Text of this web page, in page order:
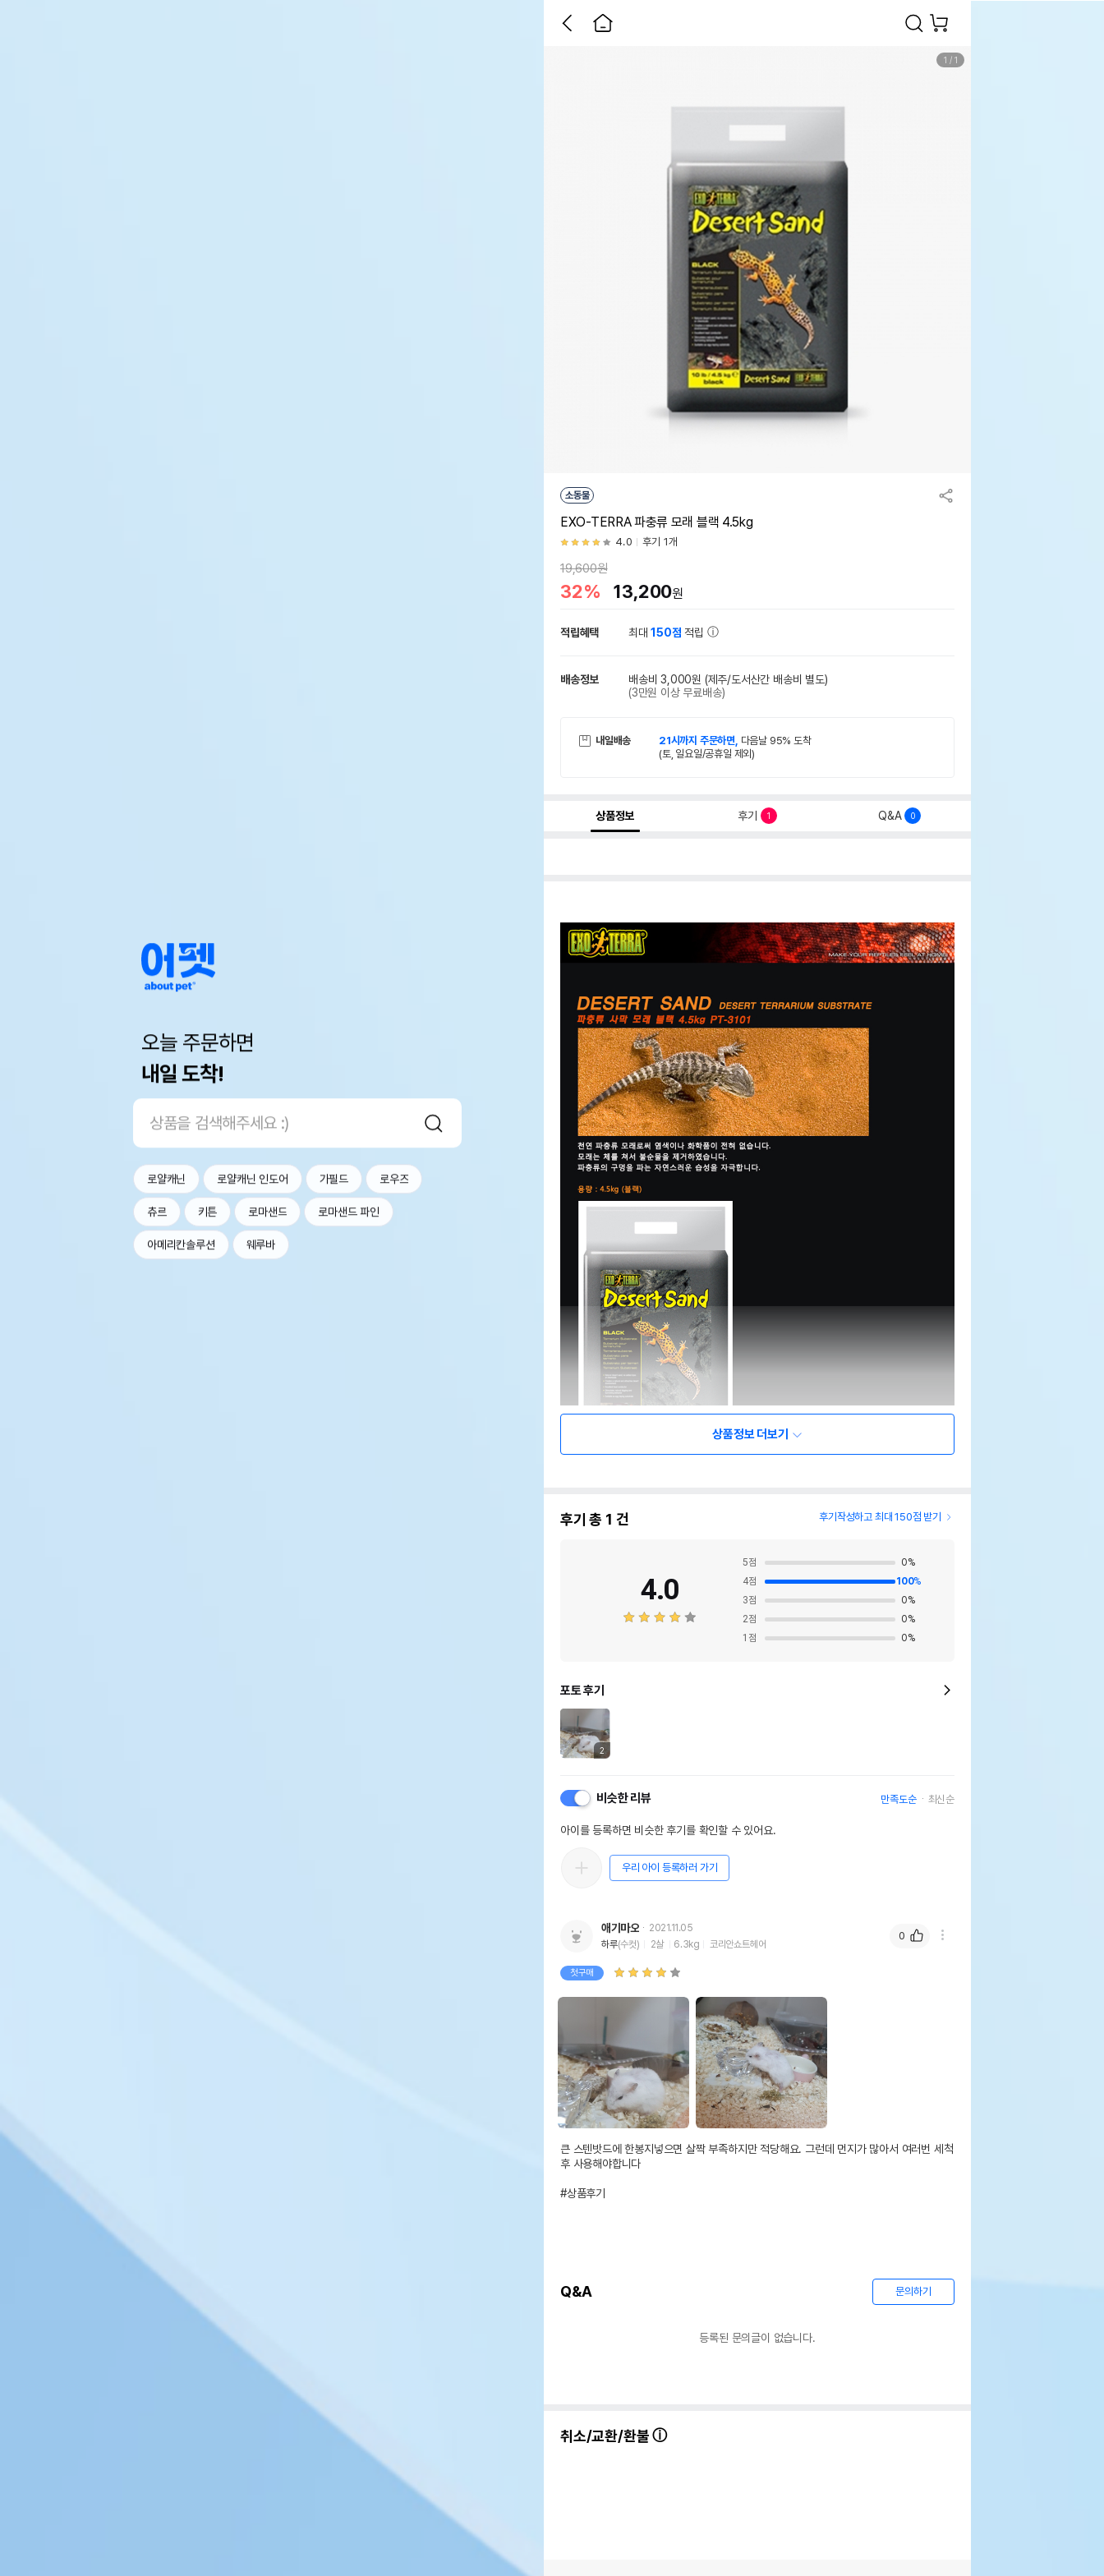
오늘 주문하면
내일 도착!
로얄캐닌 로얄캐닌 인도어 가필드 로우즈
츄르 키튼 로마샌드 로마샌드 파인
아메리칸솔루션 웨루바
1 / 1
소동물
EXO-TERRA 파충류 모래 블랙 4.5kg
4.0 후기 1개
19,600원
32% 13,200원
적립혜택 최대150점 적립
배송정보 배송비 3,000원 (제주/도서산간 배송비 별도)
(3만원 이상 무료배송)
내일배송 21시까지 주문하면, 다음날 95% 도착
(토, 일요일/공휴일 제외)
상품정보 후기 1 Q&A 0
품명 및 모델명 EXO-TERRA 파충류 모래 블랙 4.5kg
법에 의한 인증,허가 등을
상세페이지 참조
수입자를 함께 표기
AS책임자와 전화번호 또는
소비자상담 관련 전화번호
유통기한을 따릅니다.
상품정보 더보기
후기 총 1 건 후기작성하고 최대 150점 받기
4.0
5점 0%
4점 100%
3점 0%
2점 0%
1 점 0%
포토 후기
2
비슷한 리뷰 만족도순 최신순
아이를 등록하면 비슷한 후기를 확인할 수 있어요.
우리 아이 등록하러 가기
애기마오
2021.11.05
하루(수컷) 2살 6.3kg 코리안쇼트헤어
첫구매
큰 스텐밧드에 한봉지넣으면 살짝 부족하지만 적당해요. 그런데 먼지가 많아서 여러번 세척
후 사용해야합니다
#상품후기
0
Q&A 문의하기
등록된 문의글이 없습니다.
취소/교환/환불